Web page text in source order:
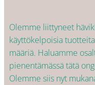
Olemme liittyneet
käyttökelpoisia
määriä. Haluamme
pienentämässä tätä
Olemme siis nyt